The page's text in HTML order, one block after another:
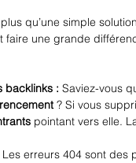
qu’une simple
faire une grande
backlinks : Saviez-vous
? Si vous
pointant vers elle.
Les erreurs 404 sont des